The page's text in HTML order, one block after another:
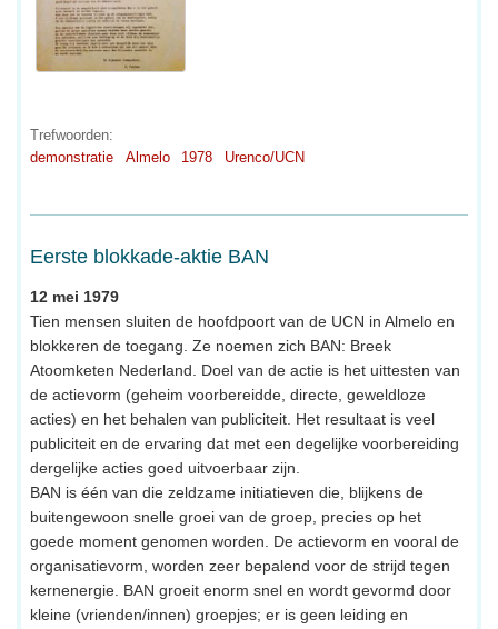
Trefwoorden:
demonstratie
Almelo 1978 Urenco/UCN
Eerste blokkade-aktie BAN
12 mei 1979
Tien mensen sluiten de hoofdpoort van de UCN in Almelo en
blokkeren de toegang. Ze noemen zich BAN: Breek
Atoomketen Nederland. Doel van de actie is het uittesten van
de actievorm (geheim voorbereidde, directe, geweldloze
acties) en het behalen van publiciteit. Het resultaat is veel
publiciteit en de ervaring dat met een degelijke voorbereiding
dergelijke acties goed uitvoerbaar zijn.
BAN is één van die zeldzame initiatieven die, blijkens de
buitengewoon snelle groei van de groep, precies op het
goede moment genomen worden. De actievorm en vooral de
organisatievorm, worden zeer bepalend voor de strijd tegen
kernenergie. BAN groeit enorm snel en wordt gevormd door
kleine (vrienden/innen) groepjes; er is geen leiding en